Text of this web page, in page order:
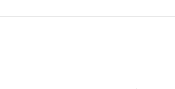
ve kullanışlı olan ayakkabılar sıralanır.